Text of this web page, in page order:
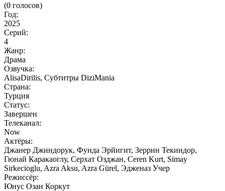
(0 голосов)
Год:
2025
Серий:
4
Жанр:
Драма
Озвучка:
AlisaDirilis, Субтитры DiziMania
Страна:
Турция
Статус:
Завершен
Телеканал:
Now
Актёры:
Джанер Джиндорук, Фунда Эрйигит, Зеррин Текиндор,
Гюнай Каракаоглу, Серхат Озджан, Ceren Kurt, Simay
Sirkecioglu, Azra Aksu, Azra Gürel, Эдженаз Учер
Режиссёр:
Юнус Озан Коркут